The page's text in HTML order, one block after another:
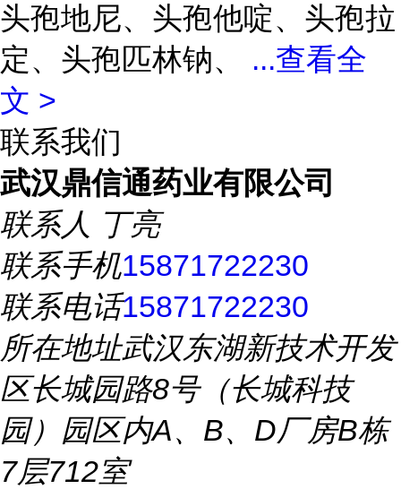
头孢地尼、头孢他啶、头孢拉
定、头孢匹林钠、 ...查看全
文 >
联系我们
武汉鼎信通药业有限公司
联系人 丁亮
联系手机15871722230
联系电话15871722230
所在地址武汉东湖新技术开发
区长城园路8号（长城科技
园）园区内A、B、D厂房B栋
7层712室